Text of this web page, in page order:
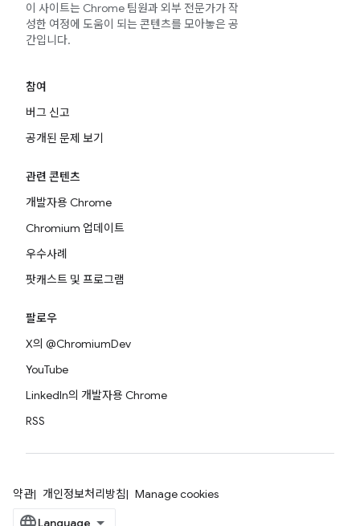
이 사이트는 Chrome 팀원과 외부 전문가가 작
성한 여정에 도움이 되는 콘텐츠를 모아놓은 공
간입니다.
참여
버그 신고
공개된 문제 보기
관련 콘텐츠
개발자용 Chrome
Chromium 업데이트
우수사례
팟캐스트 및 프로그램
팔로우
X의 @ChromiumDev
YouTube
LinkedIn의 개발자용 Chrome
RSS
약관 개인정보처리방침 Manage cookies